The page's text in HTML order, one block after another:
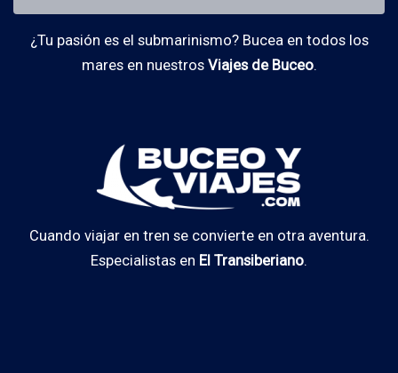
¿Tu pasión es el submarinismo? Bucea en todos los
mares en nuestros Viajes de Buceo.
Cuando viajar en tren se convierte en otra aventura.
Especialistas en El Transiberiano.